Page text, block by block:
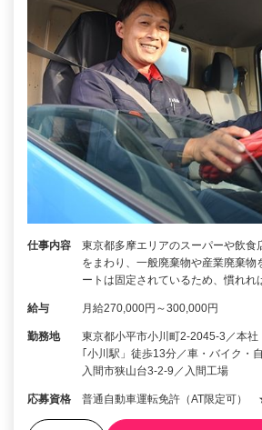
仕事内容
東京都多摩エリアのスーパーや飲食
をまわり、一般廃棄物や産業廃棄物
ートは固定されているため、慣れ
給与 月給270,000円～300,000円
勤務地
東京都小平市小川町2-2045-3／本社
｢小川駅」徒歩13分／車・バイク
入間市狭山台3-2-9／入間工場
応募資格 普通自動車運転免許（AT限定可）